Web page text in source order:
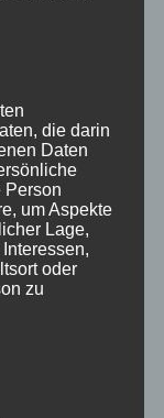
Arbeit
The Work of
Facilitatorin
zu lösen,
und die
Kontakt
die darin
Daten
Person
um Aspekte
Lage,
oder
zu